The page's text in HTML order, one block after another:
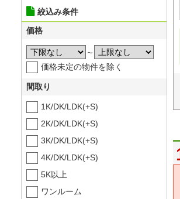
絞込み条件
価格
～
価格未定の物件を除く
間取り
1K/DK/LDK(+S)
2K/DK/LDK(+S)
3K/DK/LDK(+S)
4K/DK/LDK(+S)
5K以上
ワンルーム